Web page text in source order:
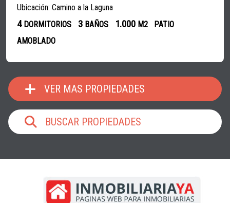
Ubicación: Camino a la Laguna
4DORMITORIOS 3BAÑOS 1.000 M2
PATIO
AMOBLADO
VER MAS PROPIEDADES
BUSCAR PROPIEDADES